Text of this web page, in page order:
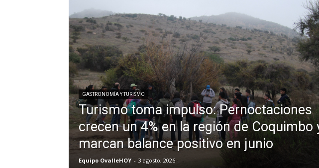
GASTRONOMÍA Y TURISMO
Turismo toma impulso: Pernoctaciones
crecen un 4% en la región de Coquimbo
marcan balance positivo en junio
Equipo OvalleHOY - 3 agosto, 2026